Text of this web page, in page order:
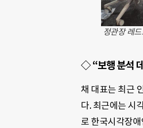
정관장 레
◇“보행 분석
채 대표는 최근
다. 최근에는 시
로 한국시각장